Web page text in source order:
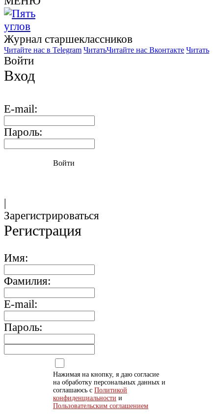
Журнал старшекласcников
Читайте нас в Telegram ЧитатьЧитайте нас Вконтакте Читать
Войти
Вход
E-mail:
Пароль:
Войти
|
Зарегистрироваться
Регистрация
Имя:
Фамилия:
E-mail:
Пароль:
Нажимая на кнопку, я даю согласие
на обработку персональных данных и
соглашаюсь с Политикой
конфиденциальности и
Пользовательским соглашением